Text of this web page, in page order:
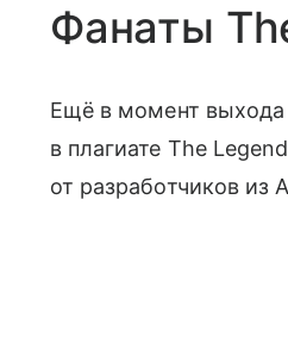
Фанаты
Ещё в момент выхода
в плагиате The
от разработчиков из